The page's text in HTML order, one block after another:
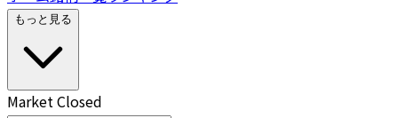
もっと見る
Market Closed